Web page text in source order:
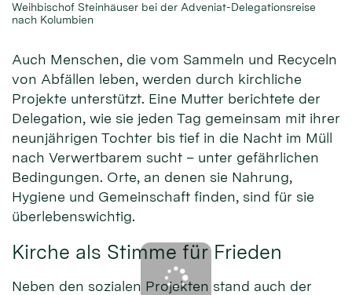
Weihbischof Steinhäuser bei der Adveniat-Delegationsreise
nach Kolumbien
Auch Menschen, die vom Sammeln und Recyceln
von Abfällen leben, werden durch kirchliche
Projekte unterstützt. Eine Mutter berichtete der
Delegation, wie sie jeden Tag gemeinsam mit ihrer
neunjährigen Tochter bis tief in die Nacht im Müll
nach Verwertbarem sucht – unter gefährlichen
Bedingungen. Orte, an denen sie Nahrung,
Hygiene und Gemeinschaft finden, sind für sie
überlebenswichtig.
Kirche als Stimme für Frieden
Neben den sozialen Projekten stand auch der